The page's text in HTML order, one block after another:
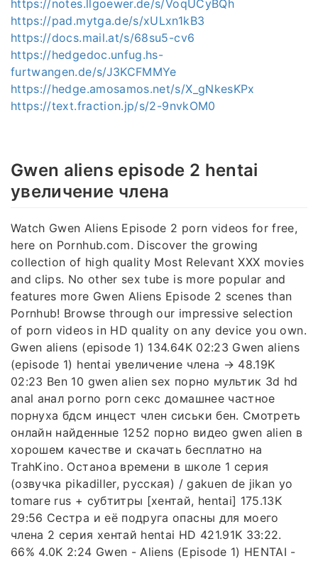
https://notes.llgoewer.de/s/VoqUCyBQh
https://pad.mytga.de/s/xULxn1kB3
https://docs.mail.at/s/68su5-cv6
https://hedgedoc.unfug.hs-
furtwangen.de/s/J3KCFMMYe
https://hedge.amosamos.net/s/X_gNkesKPx
https://text.fraction.jp/s/2-9nvkOM0
Gwen aliens episode 2 hentai
увеличение члена
Watch Gwen Aliens Episode 2 porn videos for free,
here on Pornhub.com. Discover the growing
collection of high quality Most Relevant XXX movies
and clips. No other sex tube is more popular and
features more Gwen Aliens Episode 2 scenes than
Pornhub! Browse through our impressive selection
of porn videos in HD quality on any device you own.
Gwen aliens (episode 1) 134.64K 02:23 Gwen aliens
(episode 1) hentai увеличение члена → 48.19K
02:23 Ben 10 gwen alien sex порно мультик 3d hd
anal анал porno porn секс домашнее частное
порнуха бдсм инцест член сиськи бен. Смотреть
онлайн найденные 1252 порно видео gwen alien в
хорошем качестве и скачать бесплатно на
TrahKino. Останоа времени в школе 1 серия
(озвучка pikadiller, русская) / gakuen de jikan yo
tomare rus + субтитры [хентай, hentai] 175.13K
29:56 Сестра и её подруга опасны для моего
члена 2 серия хентай hentai HD 421.91K 33:22.
66% 4.0K 2:24 Gwen - Aliens (Episode 1) HENTAI -